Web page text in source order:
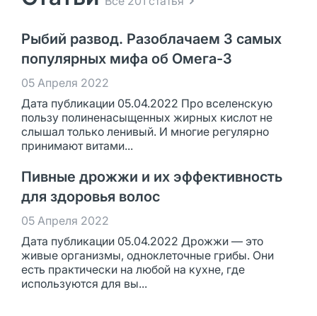
Рыбий развод. Разоблачаем 3 самых
популярных мифа об Омега-3
05 Апреля 2022
Дата публикации 05.04.2022 Про вселенскую
пользу полиненасыщенных жирных кислот не
слышал только ленивый. И многие регулярно
принимают витами...
Пивные дрожжи и их эффективность
для здоровья волос
05 Апреля 2022
Дата публикации 05.04.2022 Дрожжи — это
живые организмы, одноклеточные грибы. Они
есть практически на любой на кухне, где
используются для вы...